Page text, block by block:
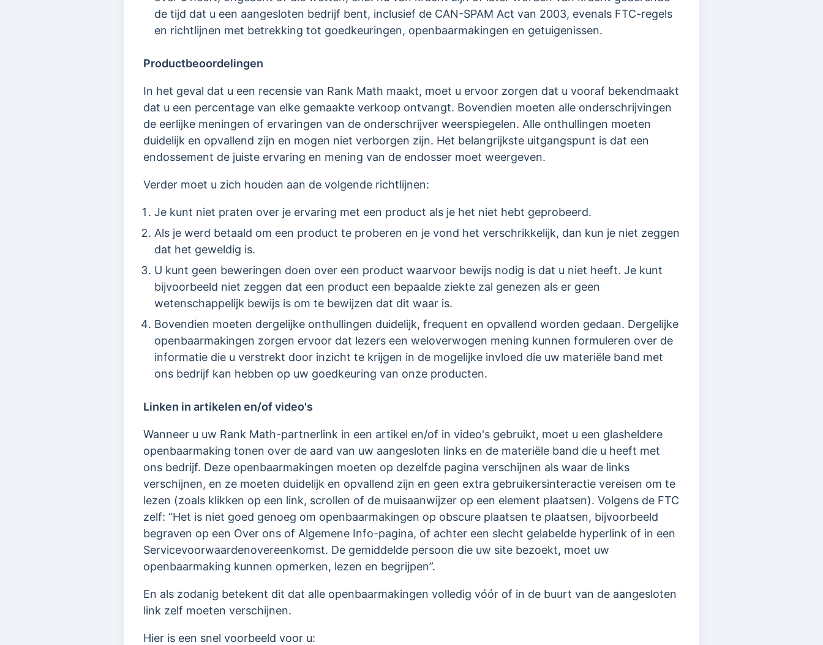
de tijd dat u een aangesloten bedrijf bent, inclusief de CAN-SPAM Act van 2003, evenals FTC-regels
en richtlijnen met betrekking tot goedkeuringen, openbaarmakingen en getuigenissen.
Productbeoordelingen
In het geval dat u een recensie van Rank Math maakt, moet u ervoor zorgen dat u vooraf bekendmaakt
dat u een percentage van elke gemaakte verkoop ontvangt. Bovendien moeten alle onderschrijvingen
de eerlijke meningen of ervaringen van de onderschrijver weerspiegelen. Alle onthullingen moeten
duidelijk en opvallend zijn en mogen niet verborgen zijn. Het belangrijkste uitgangspunt is dat een
endossement de juiste ervaring en mening van de endosser moet weergeven.
Verder moet u zich houden aan de volgende richtlijnen:
Je kunt niet praten over je ervaring met een product als je het niet hebt geprobeerd.
Als je werd betaald om een product te proberen en je vond het verschrikkelijk, dan kun je niet zeggen
dat het geweldig is.
U kunt geen beweringen doen over een product waarvoor bewijs nodig is dat u niet heeft. Je kunt
bijvoorbeeld niet zeggen dat een product een bepaalde ziekte zal genezen als er geen
wetenschappelijk bewijs is om te bewijzen dat dit waar is.
Bovendien moeten dergelijke onthullingen duidelijk, frequent en opvallend worden gedaan. Dergelijke
openbaarmakingen zorgen ervoor dat lezers een weloverwogen mening kunnen formuleren over de
informatie die u verstrekt door inzicht te krijgen in de mogelijke invloed die uw materiële band met
ons bedrijf kan hebben op uw goedkeuring van onze producten.
Linken in artikelen en/of video's
Wanneer u uw Rank Math-partnerlink in een artikel en/of in video's gebruikt, moet u een glasheldere
openbaarmaking tonen over de aard van uw aangesloten links en de materiële band die u heeft met
ons bedrijf. Deze openbaarmakingen moeten op dezelfde pagina verschijnen als waar de links
verschijnen, en ze moeten duidelijk en opvallend zijn en geen extra gebruikersinteractie vereisen om te
lezen (zoals klikken op een link, scrollen of de muisaanwijzer op een element plaatsen). Volgens de FTC
zelf: “Het is niet goed genoeg om openbaarmakingen op obscure plaatsen te plaatsen, bijvoorbeeld
begraven op een Over ons of Algemene Info-pagina, of achter een slecht gelabelde hyperlink of in een
Servicevoorwaardenovereenkomst. De gemiddelde persoon die uw site bezoekt, moet uw
openbaarmaking kunnen opmerken, lezen en begrijpen”.
En als zodanig betekent dit dat alle openbaarmakingen volledig vóór of in de buurt van de aangesloten
link zelf moeten verschijnen.
Hier is een snel voorbeeld voor u: